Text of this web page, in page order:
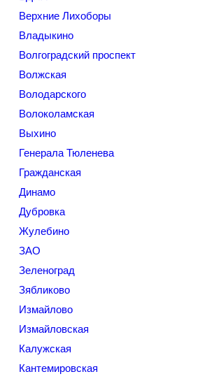
Верхние Лихоборы
Владыкино
Волгоградский проспект
Волжская
Володарского
Волоколамская
Выхино
Генерала Тюленева
Гражданская
Динамо
Дубровка
Жулебино
ЗАО
Зеленоград
Зябликово
Измайлово
Измайловская
Калужская
Кантемировская